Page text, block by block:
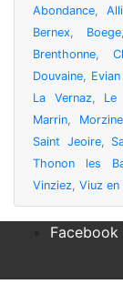
Abondance,
Bernex, Boege
Brenthonne,
Douvaine,
La Vernaz, Le
Marrin, Morzine
Saint Jeoire,
Thonon les
Vinziez, Viuz en
Facebook